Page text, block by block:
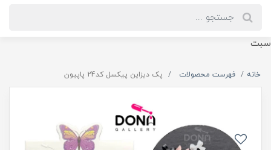
سبت
خانه فهرست محصولات پک ديزاين پيکسل کد24 پاپيون